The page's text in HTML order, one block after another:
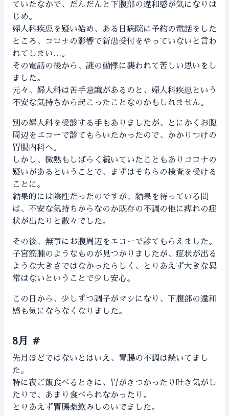
ていたなかで、だんだんと下腹部の違和感が気になりは
じめ。
婦人科疾患を疑い始め、ある日病院に予約の電話をした
ところ、コロナの影響で新患受付をやっていないと言わ
れてしまい…。
その電話の後から、謎の動悸に襲われて苦しい思いをし
ました。
元々、婦人科は苦手意識があるのと、婦人科疾患という
不安な気持ちから起こったことなのかもしれません。
別の婦人科を受診する手もありましたが、とにかくお腹
周辺をエコーで診てもらいたかったので、かかりつけの
胃腸内科へ。
しかし、微熱もしばらく続いていたこともありコロナの
疑いがあるということで、まずはそちらの検査を受ける
ことに。
結果的には陰性だったのですが、結果を待っている間
は、不安な気持ちからなのか既存の不調の他に痺れの症
状が出たりと散々でした。
その後、無事にお腹周辺をエコーで診てもらえました。
子宮筋腫のようなものが見つかりましたが、症状が出る
ような大きさではなかったらしく、とりあえず大きな異
常はないということで少し安心。
この日から、少しずつ調子がマシになり、下腹部の違和
感も気にならなくなりました。
8月 #
先月ほどではないとはいえ、胃腸の不調は続いてまし
た。
特に夜ご飯食べるときに、胃がきつかったり吐き気がし
たりで、あまり食べられなかったり。
とりあえず胃腸薬飲みしのいでました。